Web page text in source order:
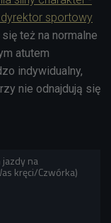
dyrektor sportowy
się też na normalne
atutem
indywidualny,
nie odnajdują się
jazdy na
kręci/Czwórka)